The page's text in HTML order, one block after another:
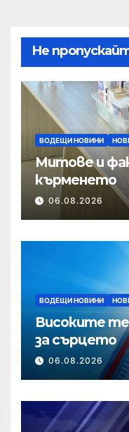
Не
ВОДЕЩИ НОВИНИ
Митове и
кърменето
06.08.2026
ВОДЕЩИ НОВИНИ
Високите
за сърцето
06.08.2026